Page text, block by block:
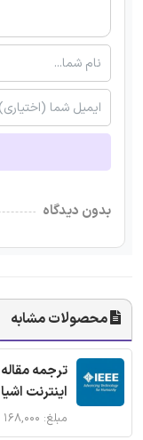
بدون دیدگاه
محصولات مشابه
اینترنت اشیا
مبلغ: ۱۶۸,۰۰۰ تومان